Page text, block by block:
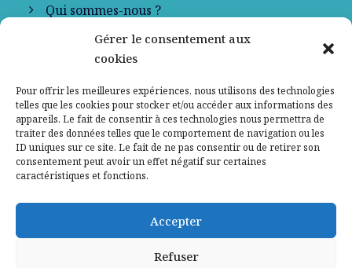
Gérer le consentement aux
cookies
Pour offrir les meilleures expériences, nous utilisons des technologies
telles que les cookies pour stocker et/ou accéder aux informations des
appareils. Le fait de consentir à ces technologies nous permettra de
traiter des données telles que le comportement de navigation ou les
ID uniques sur ce site. Le fait de ne pas consentir ou de retirer son
consentement peut avoir un effet négatif sur certaines
caractéristiques et fonctions.
Accepter
Refuser
Qui sommes-nous ?
Contactez-nous
Mentions légales
Politique de confidentialité